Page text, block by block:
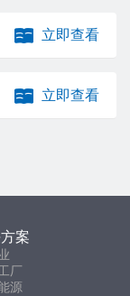
立即查看
立即查看
案
厂
源